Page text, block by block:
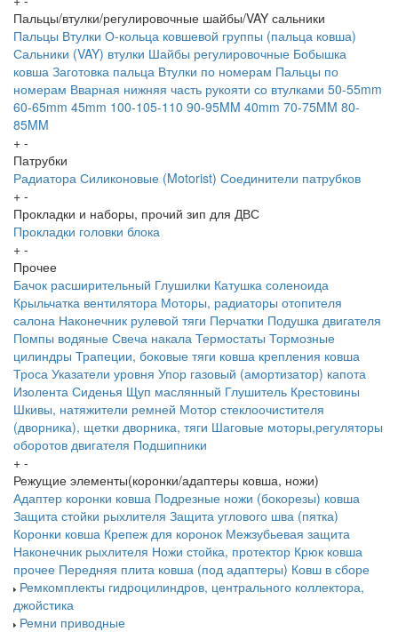
Пальцы/втулки/регулировочные шайбы/VAY сальники
Пальцы Втулки О-кольца ковшевой группы (пальца ковша)
Сальники (VAY) втулки Шайбы регулировочные Бобышка
ковша Заготовка пальца Втулки по номерам Пальцы по
номерам Вварная нижняя часть рукояти со втулками 50-55mm
60-65mm 45mm 100-105-110 90-95MM 40mm 70-75MM 80-
85MM
+ -
Патрубки
Радиатора Силиконовые (Motorist) Соединители патрубков
+ -
Прокладки и наборы, прочий зип для ДВС
Прокладки головки блока
+ -
Прочее
Бачок расширительный Глушилки Катушка соленоида
Крыльчатка вентилятора Моторы, радиаторы отопителя
салона Наконечник рулевой тяги Перчатки Подушка двигателя
Помпы водяные Свеча накала Термостаты Тормозные
цилиндры Трапеции, боковые тяги ковша крепления ковша
Троса Указатели уровня Упор газовый (амортизатор) капота
Изолента Сиденья Щуп маслянный Глушитель Крестовины
Шкивы, натяжители ремней Мотор стеклоочистителя
(дворника), щетки дворника, тяги Шаговые моторы,регуляторы
оборотов двигателя Подшипники
+ -
Режущие элементы(коронки/адаптеры ковша, ножи)
Адаптер коронки ковша Подрезные ножи (бокорезы) ковша
Защита стойки рыхлителя Защита углового шва (пятка)
Коронки ковша Крепеж для коронок Межзубьевая защита
Наконечник рыхлителя Ножи стойка, протектор Крюк ковша
прочее Передняя плита ковша (под адаптеры) Ковш в сборе
Ремкомплекты гидроцилиндров, центрального коллектора,
джойстика
Ремни приводные